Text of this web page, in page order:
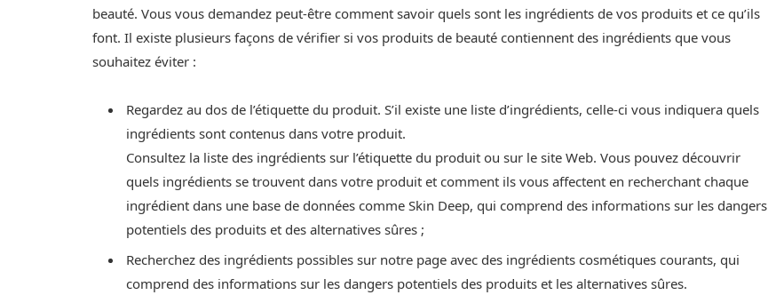
beauté. Vous vous demandez peut-être comment savoir quels sont les ingrédients de vos produits et ce qu’ils
font. Il existe plusieurs façons de vérifier si vos produits de beauté contiennent des ingrédients que vous
souhaitez éviter :
Regardez au dos de l’étiquette du produit. S’il existe une liste d’ingrédients, celle-ci vous indiquera quels
ingrédients sont contenus dans votre produit.
Consultez la liste des ingrédients sur l’étiquette du produit ou sur le site Web. Vous pouvez découvrir
quels ingrédients se trouvent dans votre produit et comment ils vous affectent en recherchant chaque
ingrédient dans une base de données comme Skin Deep, qui comprend des informations sur les dangers
potentiels des produits et des alternatives sûres ;
Recherchez des ingrédients possibles sur notre page avec des ingrédients cosmétiques courants, qui
comprend des informations sur les dangers potentiels des produits et les alternatives sûres.